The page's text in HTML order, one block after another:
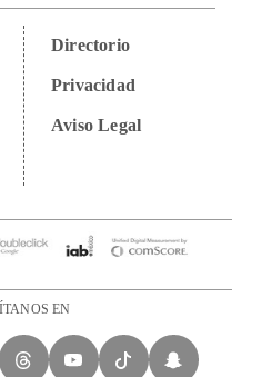
Directorio
Privacidad
Aviso Legal
EN